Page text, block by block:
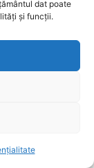
dat poate
și funcții.